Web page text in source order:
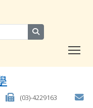
(03)-4229163